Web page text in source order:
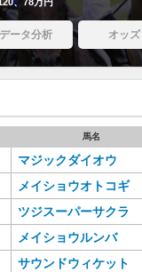
データ分析 オッズ
馬名
マジックダイオウ
メイショウオトコギ
ツジスーパーサクラ
メイショウルンバ
サウンドウィケット